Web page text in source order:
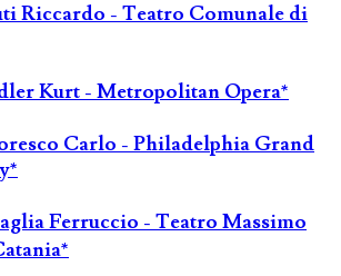
Riccardo - Teatro Comunale di
Kurt - Metropolitan Opera*
Carlo - Philadelphia Grand
Ferruccio - Teatro Massimo